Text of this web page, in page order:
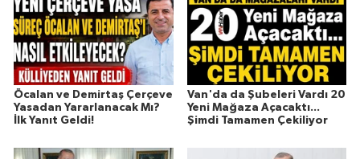
Öcalan ve Demirtaş Çerçeve
Yasadan Yararlanacak Mı?
İlk Yanıt Geldi!
Van'da da Şubeleri Vardı 20
Yeni Mağaza Açacaktı...
Şimdi Tamamen Çekiliyor